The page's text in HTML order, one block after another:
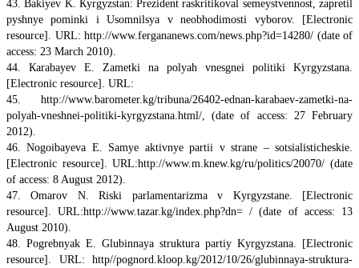
43. Bakiyev K. Кyrgyzstan: Prezident raskritikoval semeystvennost, zapretil
pyshnye pominki i Usomnilsya v neobhodimosti vyborov. [Electronic
resource]. URL: http://www.fergananews.com/news.php?id=14280/ (date of
access: 23 March 2010).
44. Кarabayev E. Zametki na polyah vnesgnei politiki Kyrgyzstana.
[Electronic resource]. URL:
45. http://www.barometer.kg/tribuna/26402-ednan-karabaev-zametki-na-
polyah-vneshnei-politiki-kyrgyzstana.html/, (date of access: 27 February
2012).
46. Nogoibayeva E. Samye aktivnye partii v strane – sotsialisticheskie.
[Electronic resource]. URL:http://www.m.knew.kg/ru/politics/20070/ (date
of access: 8 August 2012).
47. Оmarov N. Riski parlamentarizma v Kyrgyzstane. [Electronic
resource]. URL:http://www.tazar.kg/index.php?dn= / (date of access: 13
August 2010).
48. Pogrebnyak E. Glubinnaya struktura partiy Kyrgyzstana. [Electronic
resource]. URL: http//pognord.kloop.kg/2012/10/26/glubinnaya-struktura-